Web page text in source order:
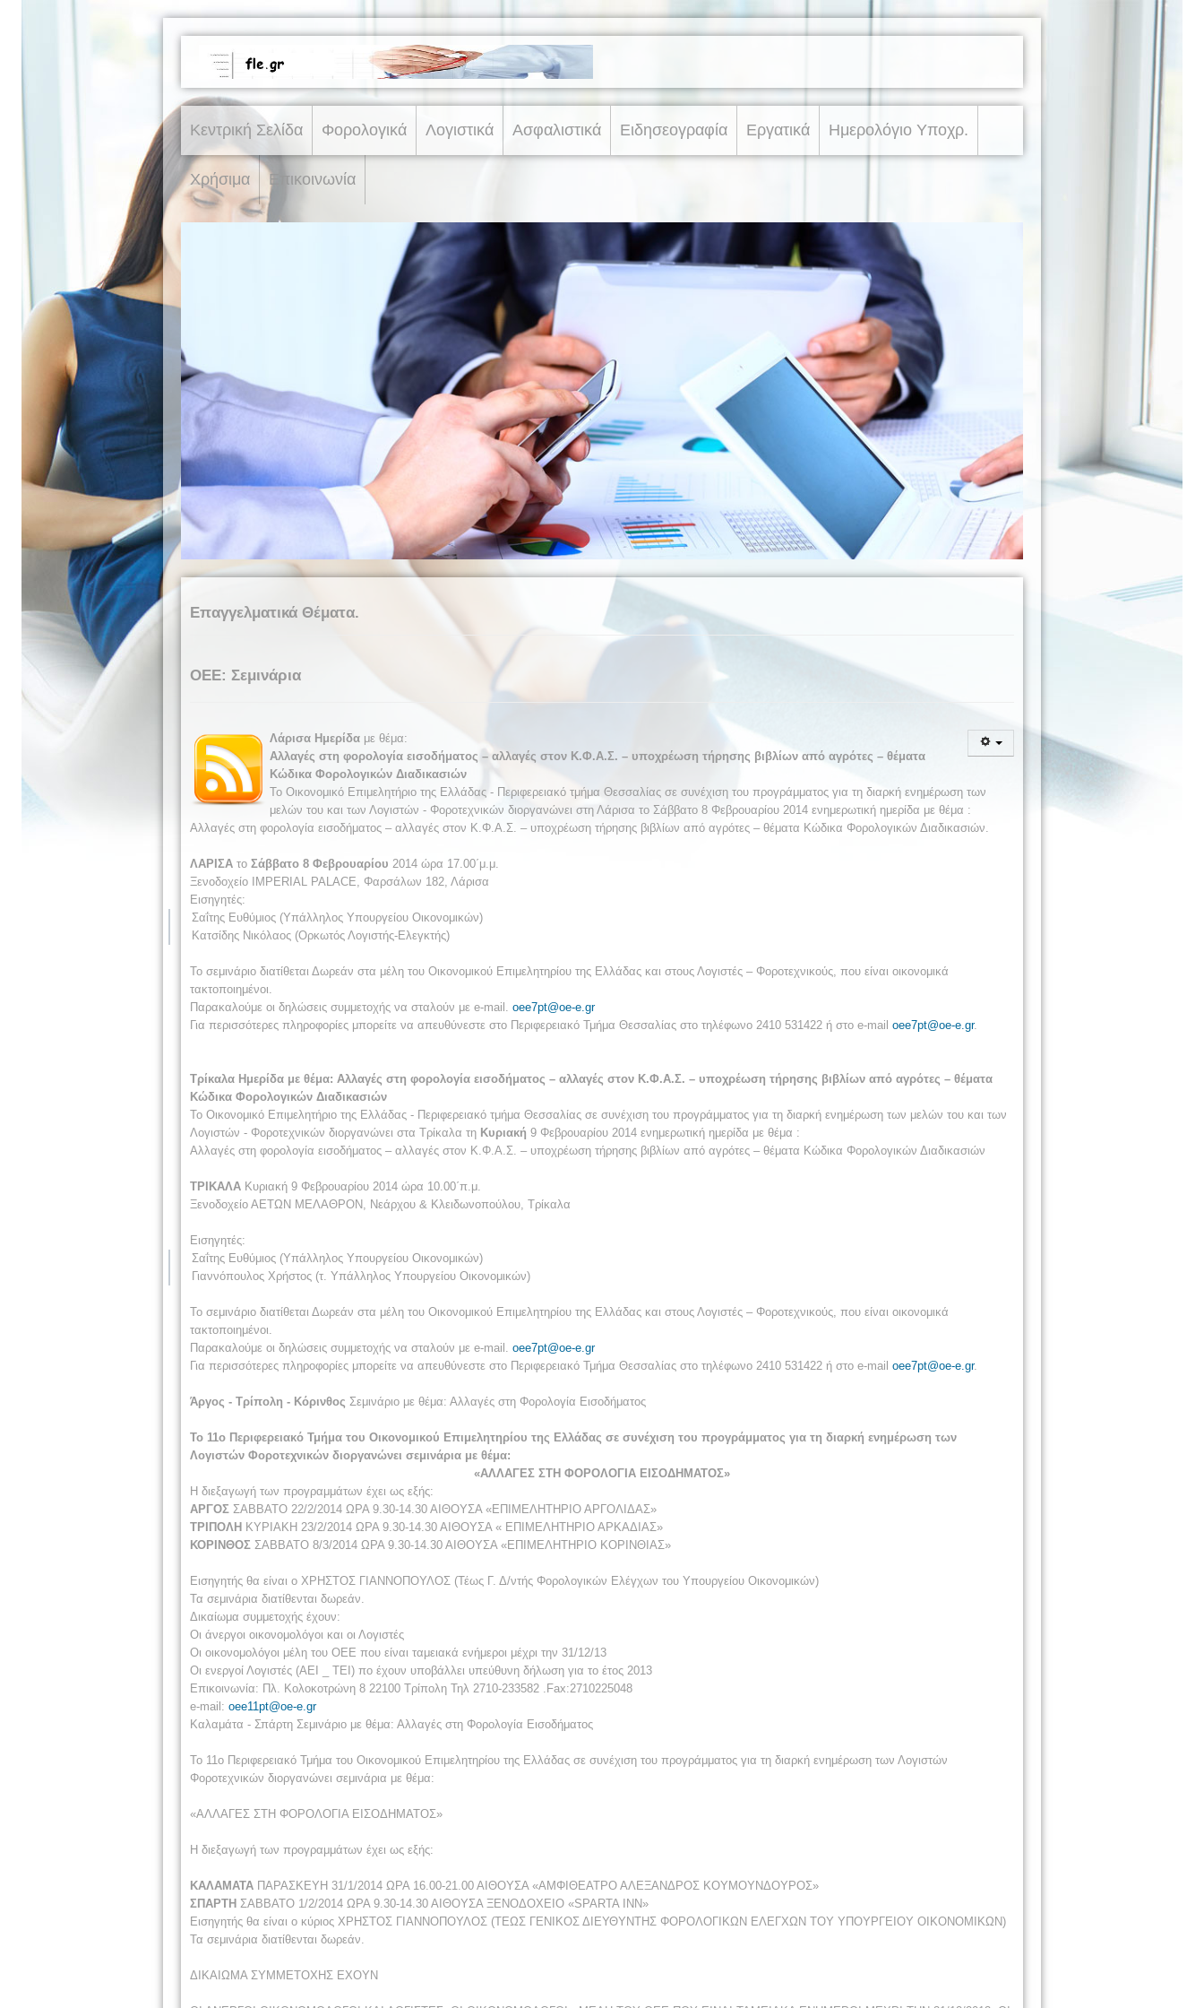
Κεντρική Σελίδα Φορολογικά Λογιστικά Ασφαλιστικά Ειδησεογραφία Εργατικά Ημερολόγιο Υποχρ.
Χρήσιμα Επικοινωνία
Επαγγελματικά Θέματα.
ΟΕΕ: Σεμινάρια
Λάρισα Ημερίδα με θέμα:
Αλλαγές στη φορολογία εισοδήματος – αλλαγές στον Κ.Φ.Α.Σ. – υποχρέωση τήρησης βιβλίων από αγρότες – θέματα
Κώδικα Φορολογικών Διαδικασιών
Το Οικονομικό Επιμελητήριο της Ελλάδας - Περιφερειακό τμήμα Θεσσαλίας σε συνέχιση του προγράμματος για τη διαρκή ενημέρωση των
μελών του και των Λογιστών - Φοροτεχνικών διοργανώνει στη Λάρισα το Σάββατο 8 Φεβρουαρίου 2014 ενημερωτική ημερίδα με θέμα :
Αλλαγές στη φορολογία εισοδήματος – αλλαγές στον Κ.Φ.Α.Σ. – υποχρέωση τήρησης βιβλίων από αγρότες – θέματα Κώδικα Φορολογικών Διαδικασιών.
ΛΑΡΙΣΑ το Σάββατο 8 Φεβρουαρίου 2014 ώρα 17.00΄μ.μ.
Ξενοδοχείο IMPERIAL PALACE, Φαρσάλων 182, Λάρισα
Εισηγητές:
Σαΐτης Ευθύμιος (Υπάλληλος Υπουργείου Οικονομικών)
Κατσίδης Νικόλαος (Ορκωτός Λογιστής-Ελεγκτής)
Το σεμινάριο διατίθεται Δωρεάν στα μέλη του Οικονομικού Επιμελητηρίου της Ελλάδας και στους Λογιστές – Φοροτεχνικούς, που είναι οικονομικά
τακτοποιημένοι.
Παρακαλούμε οι δηλώσεις συμμετοχής να σταλούν με e-mail. oee7pt@oe-e.gr
Για περισσότερες πληροφορίες μπορείτε να απευθύνεστε στο Περιφερειακό Τμήμα Θεσσαλίας στο τηλέφωνο 2410 531422 ή στο e-mail oee7pt@oe-e.gr.
Τρίκαλα Ημερίδα με θέμα: Αλλαγές στη φορολογία εισοδήματος – αλλαγές στον Κ.Φ.Α.Σ. – υποχρέωση τήρησης βιβλίων από αγρότες – θέματα
Κώδικα Φορολογικών Διαδικασιών
Το Οικονομικό Επιμελητήριο της Ελλάδας - Περιφερειακό τμήμα Θεσσαλίας σε συνέχιση του προγράμματος για τη διαρκή ενημέρωση των μελών του και των
Λογιστών - Φοροτεχνικών διοργανώνει στα Τρίκαλα τη Κυριακή 9 Φεβρουαρίου 2014 ενημερωτική ημερίδα με θέμα :
Αλλαγές στη φορολογία εισοδήματος – αλλαγές στον Κ.Φ.Α.Σ. – υποχρέωση τήρησης βιβλίων από αγρότες – θέματα Κώδικα Φορολογικών Διαδικασιών
ΤΡΙΚΑΛΑ Κυριακή 9 Φεβρουαρίου 2014 ώρα 10.00΄π.μ.
Ξενοδοχείο ΑΕΤΩΝ ΜΕΛΑΘΡΟΝ, Νεάρχου & Κλειδωνοπούλου, Τρίκαλα
Εισηγητές:
Σαΐτης Ευθύμιος (Υπάλληλος Υπουργείου Οικονομικών)
Γιαννόπουλος Χρήστος (τ. Υπάλληλος Υπουργείου Οικονομικών)
Το σεμινάριο διατίθεται Δωρεάν στα μέλη του Οικονομικού Επιμελητηρίου της Ελλάδας και στους Λογιστές – Φοροτεχνικούς, που είναι οικονομικά
τακτοποιημένοι.
Παρακαλούμε οι δηλώσεις συμμετοχής να σταλούν με e-mail. oee7pt@oe-e.gr
Για περισσότερες πληροφορίες μπορείτε να απευθύνεστε στο Περιφερειακό Τμήμα Θεσσαλίας στο τηλέφωνο 2410 531422 ή στο e-mail oee7pt@oe-e.gr.
Άργος - Τρίπολη - Κόρινθος Σεμινάριο με θέμα: Αλλαγές στη Φορολογία Εισοδήματος
Το 11ο Περιφερειακό Τμήμα του Οικονομικού Επιμελητηρίου της Ελλάδας σε συνέχιση του προγράμματος για τη διαρκή ενημέρωση των
Λογιστών Φοροτεχνικών διοργανώνει σεμινάρια με θέμα:
«ΑΛΛΑΓΕΣ ΣΤΗ ΦΟΡΟΛΟΓΙΑ ΕΙΣΟΔΗΜΑΤΟΣ»
Η διεξαγωγή των προγραμμάτων έχει ως εξής:
ΑΡΓΟΣ ΣΑΒΒΑΤΟ 22/2/2014 ΩΡΑ 9.30-14.30 ΑΙΘΟΥΣΑ «ΕΠΙΜΕΛΗΤΗΡΙΟ ΑΡΓΟΛΙΔΑΣ»
ΤΡΙΠΟΛΗ ΚΥΡΙΑΚΗ 23/2/2014 ΩΡΑ 9.30-14.30 ΑΙΘΟΥΣΑ « ΕΠΙΜΕΛΗΤΗΡΙΟ ΑΡΚΑΔΙΑΣ»
ΚΟΡΙΝΘΟΣ ΣΑΒΒΑΤΟ 8/3/2014 ΩΡΑ 9.30-14.30 ΑΙΘΟΥΣΑ «ΕΠΙΜΕΛΗΤΗΡΙΟ ΚΟΡΙΝΘΙΑΣ»
Εισηγητής θα είναι ο ΧΡΗΣΤΟΣ ΓΙΑΝΝΟΠΟΥΛΟΣ (Τέως Γ. Δ/ντής Φορολογικών Ελέγχων του Υπουργείου Οικονομικών)
Τα σεμινάρια διατίθενται δωρεάν.
Δικαίωμα συμμετοχής έχουν:
Οι άνεργοι οικονομολόγοι και οι Λογιστές
Οι οικονομολόγοι μέλη του ΟΕΕ που είναι ταμειακά ενήμεροι μέχρι την 31/12/13
Οι ενεργοί Λογιστές (ΑΕΙ _ ΤΕΙ) πο έχουν υποβάλλει υπεύθυνη δήλωση για το έτος 2013
Επικοινωνία: Πλ. Κολοκοτρώνη 8 22100 Τρίπολη Τηλ 2710-233582 .Fax:2710225048
e-mail: oee11pt@oe-e.gr
Καλαμάτα - Σπάρτη Σεμινάριο με θέμα: Αλλαγές στη Φορολογία Εισοδήματος
Το 11ο Περιφερειακό Τμήμα του Οικονομικού Επιμελητηρίου της Ελλάδας σε συνέχιση του προγράμματος για τη διαρκή ενημέρωση των Λογιστών
Φοροτεχνικών διοργανώνει σεμινάρια με θέμα:
«ΑΛΛΑΓΕΣ ΣΤΗ ΦΟΡΟΛΟΓΙΑ ΕΙΣΟΔΗΜΑΤΟΣ»
Η διεξαγωγή των προγραμμάτων έχει ως εξής:
ΚΑΛΑΜΑΤΑ ΠΑΡΑΣΚΕΥΗ 31/1/2014 ΩΡΑ 16.00-21.00 ΑΙΘΟΥΣΑ «ΑΜΦΙΘΕΑΤΡΟ ΑΛΕΞΑΝΔΡΟΣ ΚΟΥΜΟΥΝΔΟΥΡΟΣ»
ΣΠΑΡΤΗ ΣΑΒΒΑΤΟ 1/2/2014 ΩΡΑ 9.30-14.30 ΑΙΘΟΥΣΑ ΞΕΝΟΔΟΧΕΙΟ «SPARTA INN»
Εισηγητής θα είναι ο κύριος ΧΡΗΣΤΟΣ ΓΙΑΝΝΟΠΟΥΛΟΣ (ΤΕΩΣ ΓΕΝΙΚΟΣ ΔΙΕΥΘΥΝΤΗΣ ΦΟΡΟΛΟΓΙΚΩΝ ΕΛΕΓΧΩΝ ΤΟΥ ΥΠΟΥΡΓΕΙΟΥ ΟΙΚΟΝΟΜΙΚΩΝ)
Τα σεμινάρια διατίθενται δωρεάν.
ΔΙΚΑΙΩΜΑ ΣΥΜΜΕΤΟΧΗΣ ΕΧΟΥΝ